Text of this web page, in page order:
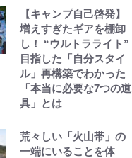
承”をめぐる対話
【キャンプ自己啓発】
増えすぎたギアを棚卸
し！ “ウルトラライト”
目指した「自分スタイ
ル」再構築でわかった
「本当に必要な7つの道
具」とは
荒々しい「火山帯」の
一端にいることを体